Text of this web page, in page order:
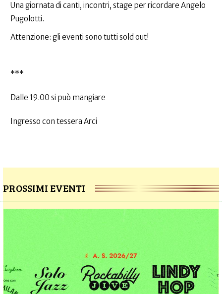
Una giornata di canti, incontri, stage per ricordare Angelo
Pugolotti.
Attenzione: gli eventi sono tutti sold out!
***
Dalle 19.00 si può mangiare
Ingresso con tessera Arci
PROSSIMI EVENTI